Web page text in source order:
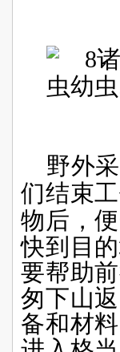
野外
们结束
物后，
快到目
要帮助
匆下山
备和材